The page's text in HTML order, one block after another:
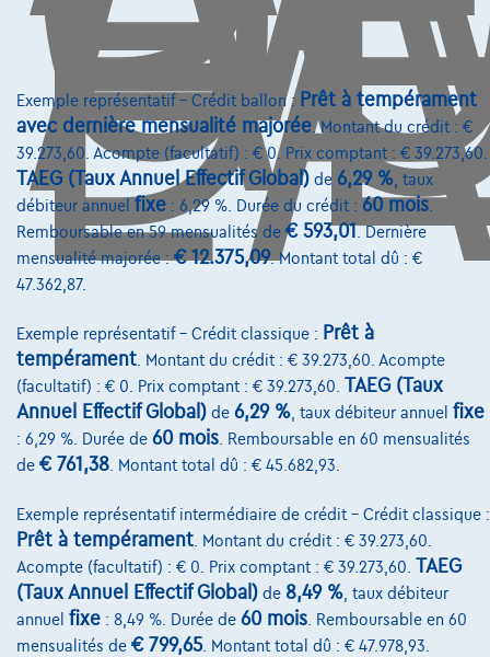
Voir le véhicule
Hyundai BayonTwist / DAB / Navigatie / Carplay-Android
01/2025
8.838 km Essence Manuelle 58 kW ( 79 CV )
€18.290 1
Dès€276,17/moiset une dernière mensualité de
Exemple représentatif – Crédit ballon : Prêt à tempérament
avec dernière mensualité majorée. Montant du crédit : €
39.273,60. Acompte (facultatif) : € 0. Prix comptant : € 39.273,60.
TAEG (Taux Annuel Effectif Global) de 6,29 % , taux
débiteur annuel fixe : 6,29 %. Durée du crédit : 60 mois
Remboursable en 59 mensualités de € 593,01 . Dernière
mensualité majorée :€ 12.375,09. Montant total dû : €
47.362,87.
Exemple représentatif – Crédit classique : Prêt à
tempérament . Montant du crédit : € 39.273,60. Acompte
(facultatif) : € 0. Prix comptant : € 39.273,60. TAEG (Taux
Annuel Effectif Global) de 6,29 % , taux débiteur annuel fixe
: 6,29 %. Durée de 60 mois . Remboursable en 60 mensualités
de € 761,38 . Montant total dû : € 45.682,93.
Exemple représentatif intermédiaire de crédit – Crédit classique :
Prêt à tempérament . Montant du crédit : € 39.273,60.
Acompte (facultatif) : € 0. Prix comptant : € 39.273,60. TAEG
(Taux Annuel Effectif Global) de 8,49 % , taux débiteur
annuel fixe : 8,49 %. Durée de 60 mois . Remboursable en 60
mensualités de € 799,65. Montant total dû : € 47.978,93.